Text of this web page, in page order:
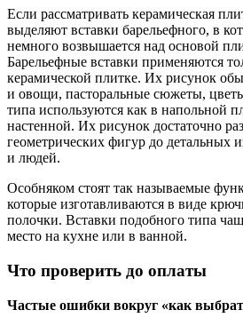
Если рассматривать керамическая
выделяют вставки барельефного, в
немного возвышается над основой
Барельефные вставки применяются
керамической плитке. Их рисунок
и овощи, пасторальные сюжеты,
типа используются как в напольной
настенной. Их рисунок достаточно
геометрических фигур до детальных
и людей.
Особняком стоят так называемые
которые изготавливаются в виде
полочки. Вставки подобного типа
место на кухне или в ванной.
Что проверить до оплаты
Частые ошибки вокруг «как